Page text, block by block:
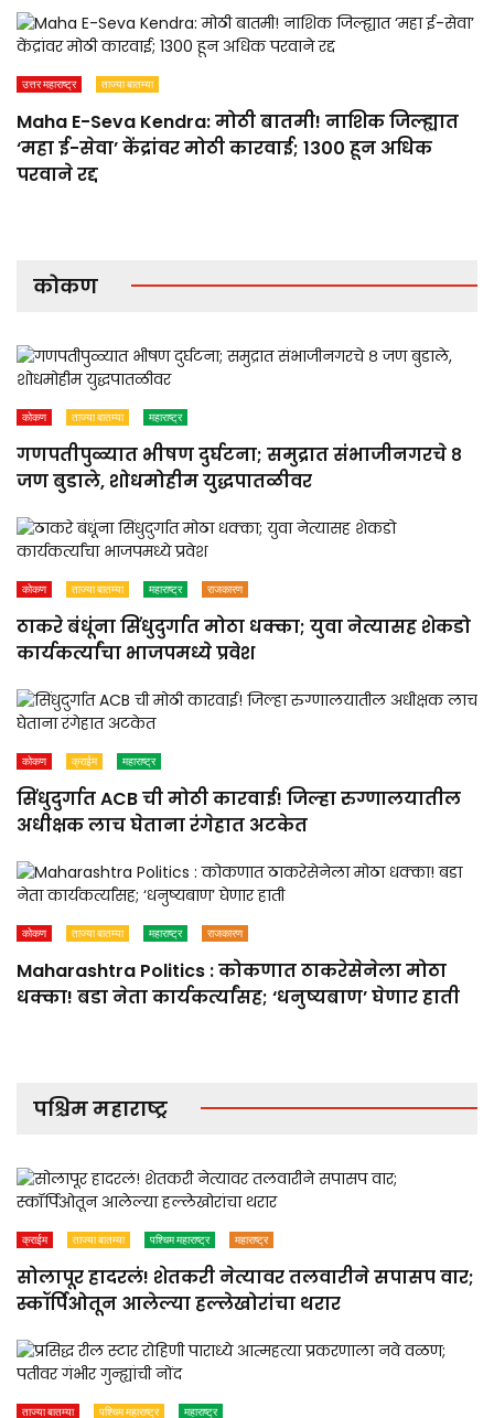
उत्तर महाराष्ट्र ताज्या बातम्या
Maha E-Seva Kendra: मोठी बातमी! नाशिक जिल्ह्यात
‘महा ई-सेवा’ केंद्रांवर मोठी कारवाई; 1300 हून अधिक
परवाने रद्द
कोकण
कोकण ताज्या बातम्या महाराष्ट्र
गणपतीपुळ्यात भीषण दुर्घटना; समुद्रात संभाजीनगरचे ८
जण बुडाले, शोधमोहीम युद्धपातळीवर
कोकण ताज्या बातम्या महाराष्ट्र राजकारण
ठाकरे बंधूंना सिंधुदुर्गात मोठा धक्का; युवा नेत्यासह शेकडो
कार्यकर्त्यांचा भाजपमध्ये प्रवेश
कोकण क्राईम महाराष्ट्र
सिंधुदुर्गात ACB ची मोठी कारवाई! जिल्हा रुग्णालयातील
अधीक्षक लाच घेताना रंगेहात अटकेत
कोकण ताज्या बातम्या महाराष्ट्र राजकारण
Maharashtra Politics : कोकणात ठाकरेसेनेला मोठा
धक्का! बडा नेता कार्यकर्त्यांसह; ‘धनुष्यबाण’ घेणार हाती
पश्चिम महाराष्ट्र
क्राईम ताज्या बातम्या पश्चिम महाराष्ट्र महाराष्ट्र
सोलापूर हादरलं! शेतकरी नेत्यावर तलवारीने सपासप वार;
स्कॉर्पिओतून आलेल्या हल्लेखोरांचा थरार
ताज्या बातम्या पश्चिम महाराष्ट्र महाराष्ट्र